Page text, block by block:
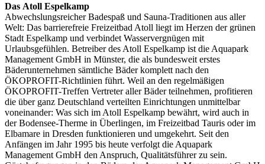
Das Atoll Espelkamp
Abwechslungsreicher Badespaß und Sauna-Traditionen aus aller
Welt: Das barrierefreie Freizeitbad Atoll liegt im Herzen der grünen
Stadt Espelkamp und verbindet Wasservergnügen mit
Urlaubsgefühlen. Betreiber des Atoll Espelkamp ist die Aquapark
Management GmbH in Münster, die als bundesweit erstes
Bäderunternehmen sämtliche Bäder komplett nach den
ÖKOPROFIT-Richtlinien führt. Weil an den regelmäßigen
ÖKOPROFIT-Treffen Vertreter aller Bäder teilnehmen, profitieren
die über ganz Deutschland verteilten Einrichtungen unmittelbar
voneinander: Was sich im Atoll Espelkamp bewährt, wird auch in
der Bodensee-Therme in Überlingen, im Freizeitbad Tauris oder im
Elbamare in Dresden funktionieren und umgekehrt. Seit den
Anfängen im Jahr 1995 bis heute verfolgt die Aquapark
Management GmbH den Anspruch, Qualitätsführer zu sein.